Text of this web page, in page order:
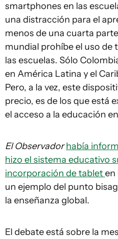
smartphones en las
una distracción para el
menos de una cuarta
mundial prohíbe el uso de
las escuelas. Sólo
en América Latina y el
Pero, a la vez, este
precio, es de los que está
el acceso a la educación
El Observador había
hizo el sistema educativo
incorporación de tableten
un ejemplo del punto
la enseñanza global.
El debate está sobre la